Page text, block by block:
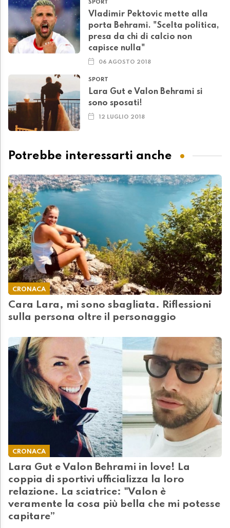
SPORT
Vladimir Pektovic mette alla
porta Behrami. "Scelta politica,
presa da chi di calcio non
capisce nulla"
06 AGOSTO 2018
SPORT
Lara Gut e Valon Behrami si
sono sposati!
12 LUGLIO 2018
Potrebbe interessarti anche
CRONACA
Cara Lara, mi sono sbagliata. Riflessioni
sulla persona oltre il personaggio
CRONACA
Lara Gut e Valon Behrami in love! La
coppia di sportivi ufficializza la loro
relazione. La sciatrice: "Valon è
veramente la cosa più bella che mi potesse
capitare”